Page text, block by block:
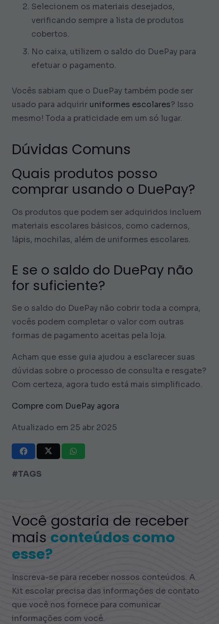
Selecionem os materiais desejados,
verificando sempre a lista de produtos
cobertos.
No caixa, utilizem o saldo do DuePay para
efetuar o pagamento.
Vocês sabiam que o DuePay também pode ser
usado para adquirir uniformes escolares? Isso
mesmo! Toda a praticidade em um só lugar.
Dúvidas Comuns
Quais produtos posso
comprar usando o DuePay?
Os produtos que podem ser adquiridos incluem
materiais escolares básicos, como cadernos,
lápis, mochilas, além de uniformes escolares.
E se o saldo do DuePay não
for suficiente?
Se o saldo do DuePay não cobrir toda a compra,
vocês podem completar o valor com outras
formas de pagamento aceitas pela loja.
Acham que esse guia ajudou a esclarecer suas
dúvidas sobre o processo de consulta e resgate?
Com certeza, agora tudo está mais simplificado.
Compre com DuePay agora
Atualizado em 25 abr 2025
#TAGS
Você gostaria de receber
mais conteúdos como
esse?
Inscreva-se para receber nossos conteúdos. A
Kit escolar precisa das informações de contato
que você nos fornece para comunicar
informações com você.